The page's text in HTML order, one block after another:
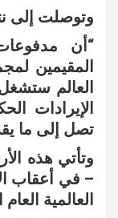
وتوصلت إلى
“أن
تصل إلى ما يقرب من 17%
– في أعقاب
العالمية